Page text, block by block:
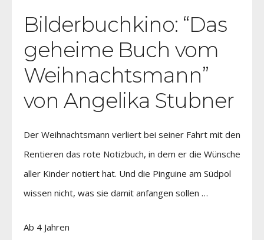
Bilderbuchkino: “Das
geheime Buch vom
Weihnachtsmann”
von Angelika Stubner
Der Weihnachtsmann verliert bei seiner Fahrt mit den
Rentieren das rote Notizbuch, in dem er die Wünsche
aller Kinder notiert hat. Und die Pinguine am Südpol
wissen nicht, was sie damit anfangen sollen …
Ab 4 Jahren